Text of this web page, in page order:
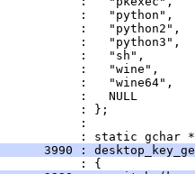
:   "python",
:   "python2",
:   "python3",
:   "sh",
:   "wine",
:   "wine64",
:   NULL
: };
:
: static gchar *
3990 :
: {